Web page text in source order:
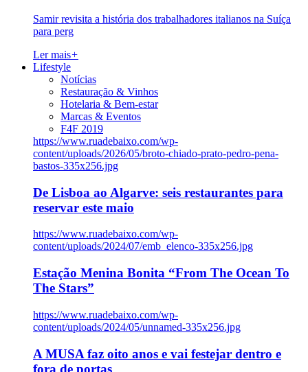
Samir revisita a história dos trabalhadores italianos na Suíça
para perg
Ler mais+
Lifestyle
Notícias
Restauração & Vinhos
Hotelaria & Bem-estar
Marcas & Eventos
F4F 2019
https://www.ruadebaixo.com/wp-
content/uploads/2026/05/broto-chiado-prato-pedro-pena-
bastos-335x256.jpg
De Lisboa ao Algarve: seis restaurantes para
reservar este maio
https://www.ruadebaixo.com/wp-
content/uploads/2024/07/emb_elenco-335x256.jpg
Estação Menina Bonita “From The Ocean To
The Stars”
https://www.ruadebaixo.com/wp-
content/uploads/2024/05/unnamed-335x256.jpg
A MUSA faz oito anos e vai festejar dentro e
fora de portas